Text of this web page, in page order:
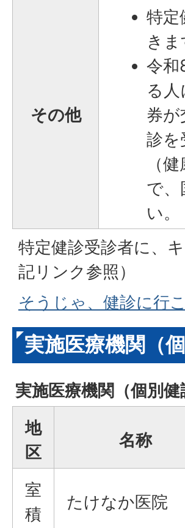
その他
特定
きま
令和
る
券
診を
（
で、
い。
特定健診受診者に、
記リンク参照）
そうじゃ、健診に行
実施医療機関（個
実施医療機関（個別
地
区
名称
室
積
たけなか医院